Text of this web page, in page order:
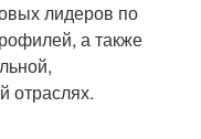
лидеров по
а также
отраслях.